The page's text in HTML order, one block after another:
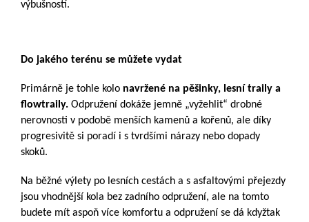
výbušností.
Do jakého terénu se můžete vydat
Primárně je tohle kolo navržené na pěšinky, lesní traily a
flowtraily. Odpružení dokáže jemně „vyžehlit“ drobné
nerovnosti v podobě menších kamenů a kořenů, ale díky
progresivitě si poradí i s tvrdšími nárazy nebo dopady
skoků.
Na běžné výlety po lesních cestách a s asfaltovými přejezdy
jsou vhodnější kola bez zadního odpružení, ale na tomto
budete mít aspoň více komfortu a odpružení se dá kdyžtak